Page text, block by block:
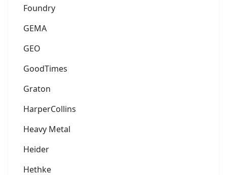
Foundry
GEMA
GEO
GoodTimes
Graton
HarperCollins
Heavy Metal
Heider
Hethke